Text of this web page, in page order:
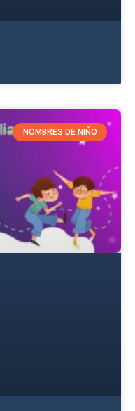
NOMBRES DE NIÑO